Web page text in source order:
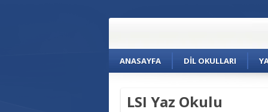
ANASAYFA DIL OKULLARI
LSI Yaz Okulu